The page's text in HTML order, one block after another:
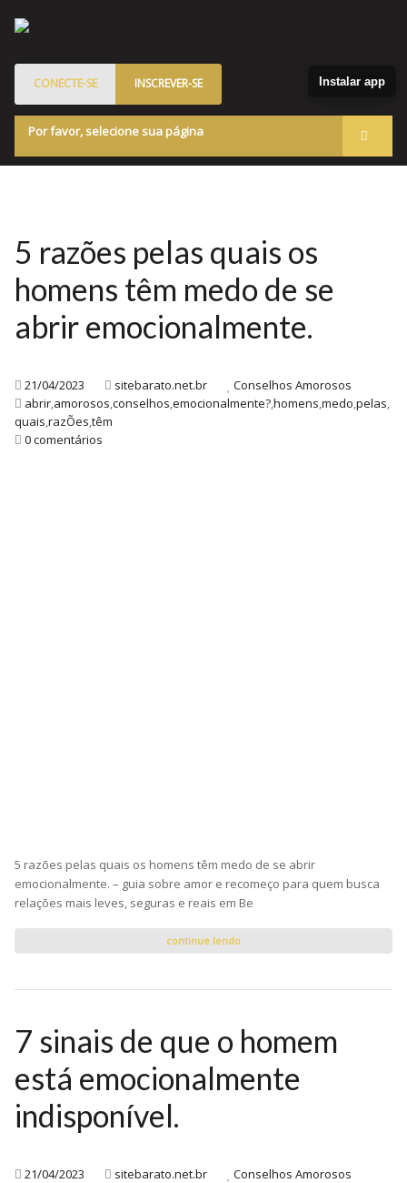
CONECTE-SE INSCREVER-SE
Por favor, selecione sua página
Programa de Patrocinados
Marketplace
Blog
5 razões pelas quais os
homens têm medo de se
abrir emocionalmente.
21/04/2023 sitebarato.net.br
Conselhos Amorosos
abrir,amorosos,conselhos,emocionalmente?,homens,medo,pelas,
quais,razÕes,têm
0 comentários
5 razões pelas quais os homens têm medo de se abrir
emocionalmente. – guia sobre amor e recomeço para quem busca
relações mais leves, seguras e reais em Be
continue lendo
7 sinais de que o homem
está emocionalmente
indisponível.
21/04/2023 sitebarato.net.br
Conselhos Amorosos
Instalar app